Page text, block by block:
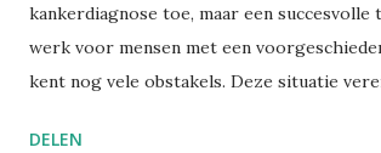
kankerdiagnose toe, maar een
werk voor mensen met een
kent nog vele obstakels. Deze situatie
DELEN